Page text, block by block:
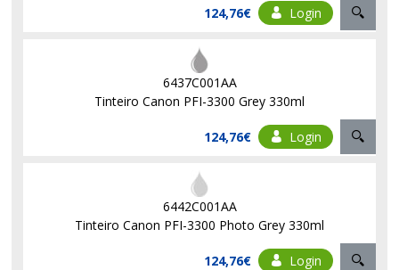
124,76€ Login
6437C001AA
Tinteiro Canon PFI-3300 Grey 330ml
124,76€ Login
6442C001AA
Tinteiro Canon PFI-3300 Photo Grey 330ml
124,76€ Login